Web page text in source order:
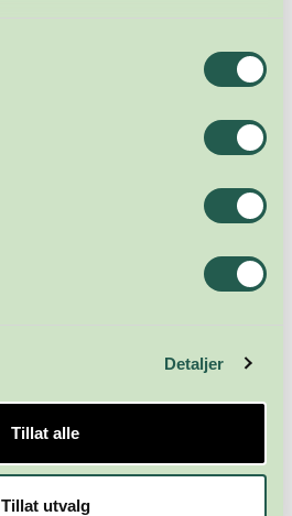
Detaljer
Tillat alle
Tillat utvalg